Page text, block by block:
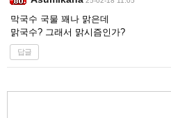
막국수 국물 꽤나 맑은데
맑국수? 그래서 맑시즘인가?
답글